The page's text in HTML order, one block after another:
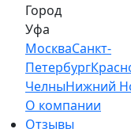
Город
Уфа
МоскваСанкт-
Петербург
ЧелныНижний
О компании
Отзывы